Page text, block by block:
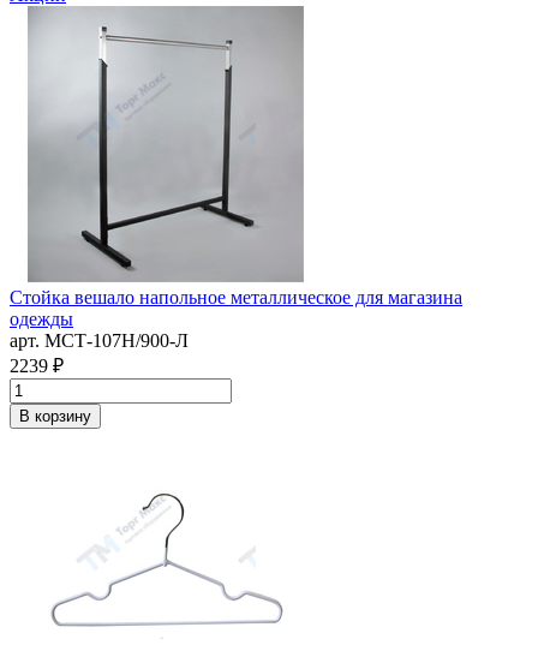
Стойка вешало напольное металлическое для магазина
одежды
арт. MСТ-107Н/900-Л
2239 ₽
В корзину